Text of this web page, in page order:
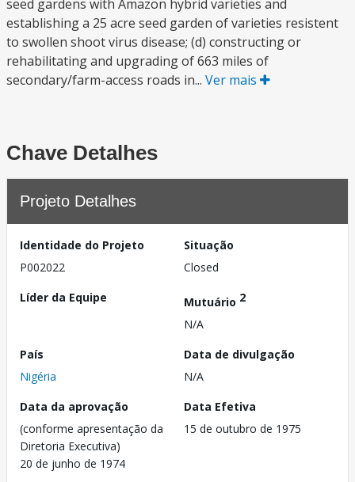
seed gardens with Amazon hybrid varieties and
establishing a 25 acre seed garden of varieties resistent
to swollen shoot virus disease; (d) constructing or
rehabilitating and upgrading of 663 miles of
secondary/farm-access roads in... Ver mais
Chave Detalhes
Projeto Detalhes
Identidade do Projeto
P002022
Situação
Closed
Líder da Equipe
Mutuário 2
N/A
País
Nigéria
Data de divulgação
N/A
Data da aprovação
(conforme apresentação da
Diretoria Executiva)
20 de junho de 1974
Data Efetiva
15 de outubro de 1975